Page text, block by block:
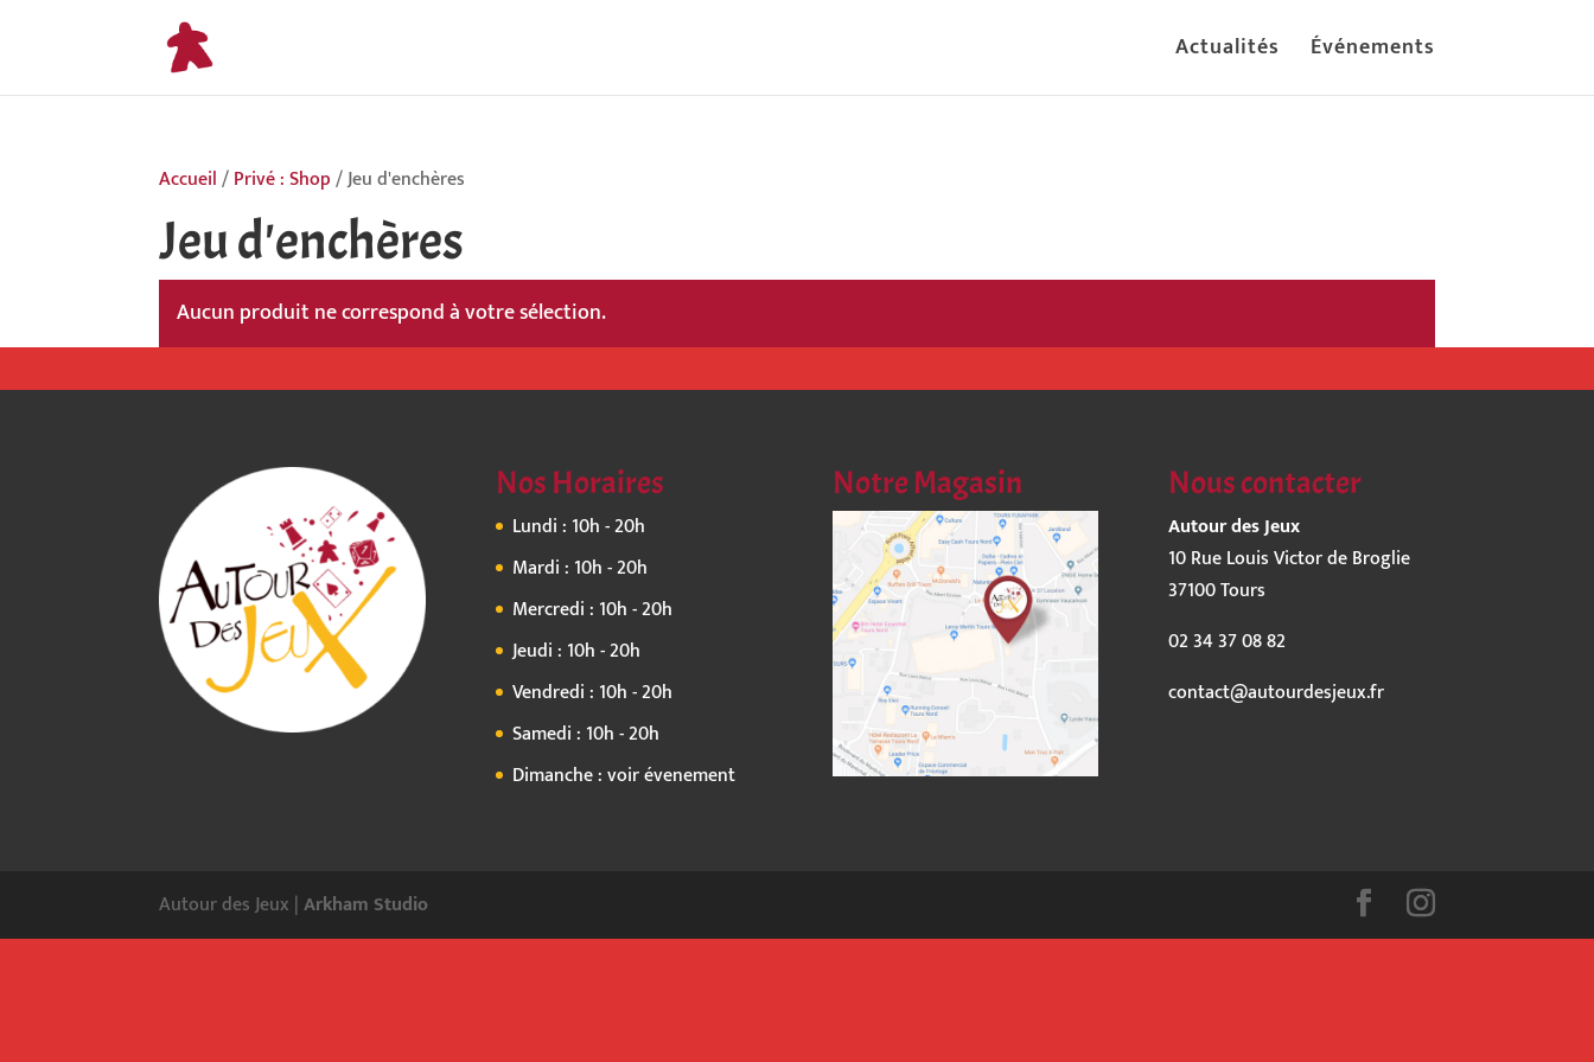
Actualités Événements
Accueil/Privé : Shop/ Jeu d'enchères
Jeu d'enchères
Aucun produit ne correspond à votre sélection.
Nos Horaires
Lundi : 10h - 20h
Mardi : 10h - 20h
Mercredi : 10h - 20h
Jeudi : 10h - 20h
Vendredi : 10h - 20h
Samedi : 10h - 20h
Dimanche : voir évenement
Notre Magasin Nous contacter
Autour des Jeux
10 Rue Louis Victor de Broglie
37100 Tours
02 34 37 08 82
contact@autourdesjeux.fr
Autour des Jeux |Arkham Studio